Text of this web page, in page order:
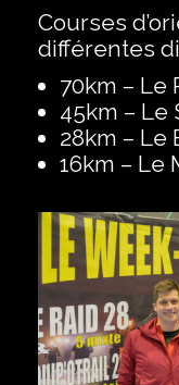
Courses
différentes
‍70km – Le
‍45km – Le
‍28km – Le
‍16km – Le